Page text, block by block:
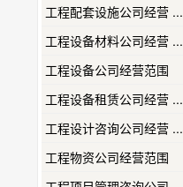
工程配套设施公司经营 ...
工程设备材料公司经营 ...
工程设备公司经营范围
工程设备租赁公司经营 ...
工程设计咨询公司经营 ...
工程物资公司经营范围